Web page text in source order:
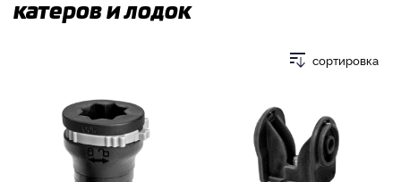
катеров и лодок
сортировка